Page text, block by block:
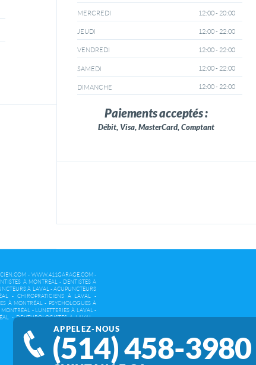
APPELEZ-NOUS
(514) 458-3980
MERCREDI 12:00 - 20:00
JEUDI 12:00 - 22:00
VENDREDI 12:00 - 22:00
SAMEDI 12:00 - 22:00
DIMANCHE 12:00 - 22:00
Paiements acceptés :
Débit, Visa, MasterCard, Comptant
- WWW.411GARAGE.COM -
À MONTRÉAL- DENTISTES À
À LAVAL-ACUPUNCTEURS
- CHIROPRATICIENS À LAVAL -
À MONTRÉAL - PSYCHOLOGUES À
MONTRÉAL - LUNETTERIES À LAVAL-
-DENTUROLOGISTES À LAVAL-